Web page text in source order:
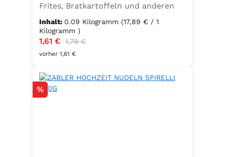
Frites, Bratkartoffeln und anderen
Kartoffelspezialitäten den perfekten
Geschmack – ganz ohne
Geschmacksverstärker. Die feine
Mischung ist vegan, glutenfrei und
bewusste Ernährung und
unkomplizierte Würzung in der
Inhalt: 0.09 Kilogramm (17,89 € / 1
Kilogramm )
Verkaufspreis:
1,61 € Regulärer Preis:
1,79 €
vorher 1,61 €
Rabatt
%